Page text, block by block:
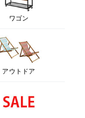
ワゴン
アウトドア